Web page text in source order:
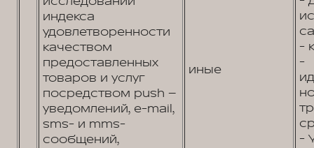
индекса
удовлетворенности
качеством
предоставленных
товаров и услуг
посредством push –
уведомлений, e-mail,
sms- и mms-
сообщений,
иные
-
-
-